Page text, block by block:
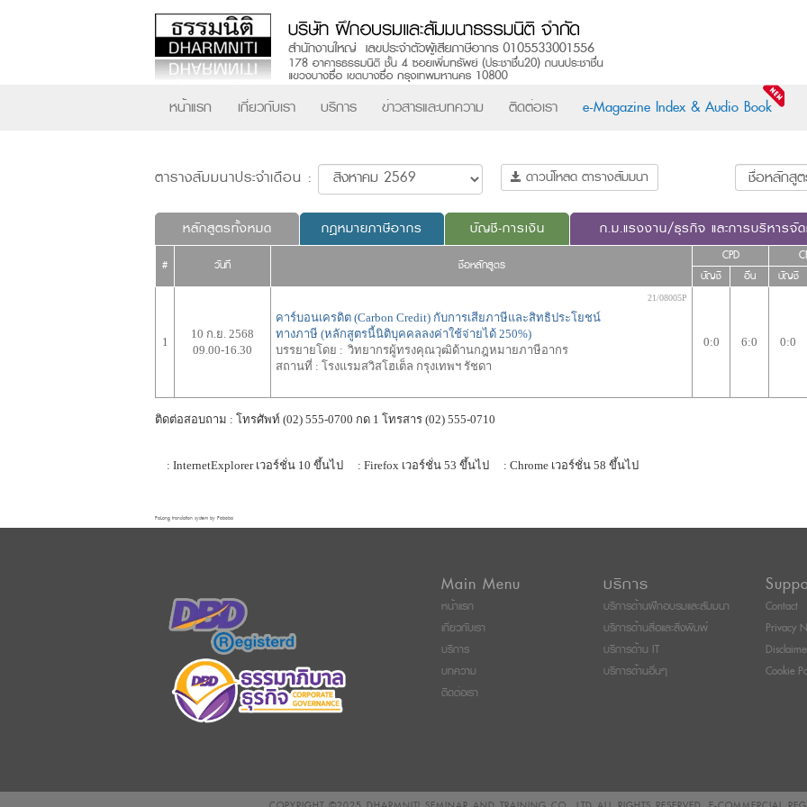
หน้าแรก เกี่ยวกับเรา บริการ ข่าวสารและบทความ ติดต่อเรา e-Magazine Index & Audio Book
ตารางสัมมนาประจำเดือน : ดาวน์โหลด ตารางสัมมนา
หลักสูตรทั้งหมด กฎหมายภาษีอากร บัญชี-การเงิน ก.ม.แรงงาน/ธุรกิจ และการบริหารจั
# วันที่ ชื่อหลักสูตร
CPD
บัญชี อื่น บัญชี
1
10 ก.ย. 2568
09.00-16.30
คาร์บอนเครดิต (Carbon Credit) กับการเสียภาษีและสิทธิประโยชน์
ทางภาษี (หลักสูตรนี้นิติบุคคลลงค่าใช้จ่ายได้ 250%)
บรรยายโดย : วิทยากรผู้ทรงคุณวุฒิด้านกฎหมายภาษีอากร
สถานที่ : โรงแรมสวิสโฮเต็ล กรุงเทพฯ รัชดา
21/08005P
0:0 6:0 0:0
ติดต่อสอบถาม : โทรศัพท์ (02) 555-0700 กด 1 โทรสาร (02) 555-0710
: InternetExplorer เวอร์ชั่น 10 ขึ้นไป : Firefox เวอร์ชั่น 53 ขึ้นไป : Chrome เวอร์ชั่น 58 ขึ้นไป
FaLang translation system by Faboba
Main Menu
หน้าแรก
เกี่ยวกับเรา
บริการ
บทความ
ติดต่อเรา
บริการ
บริการด้านฝึกอบรมและสัมมนา
บริการด้านสื่อและสิ่งพิมพ์
บริการด้าน IT
บริการด้านอื่นๆ
Contact
Privacy
Cookie